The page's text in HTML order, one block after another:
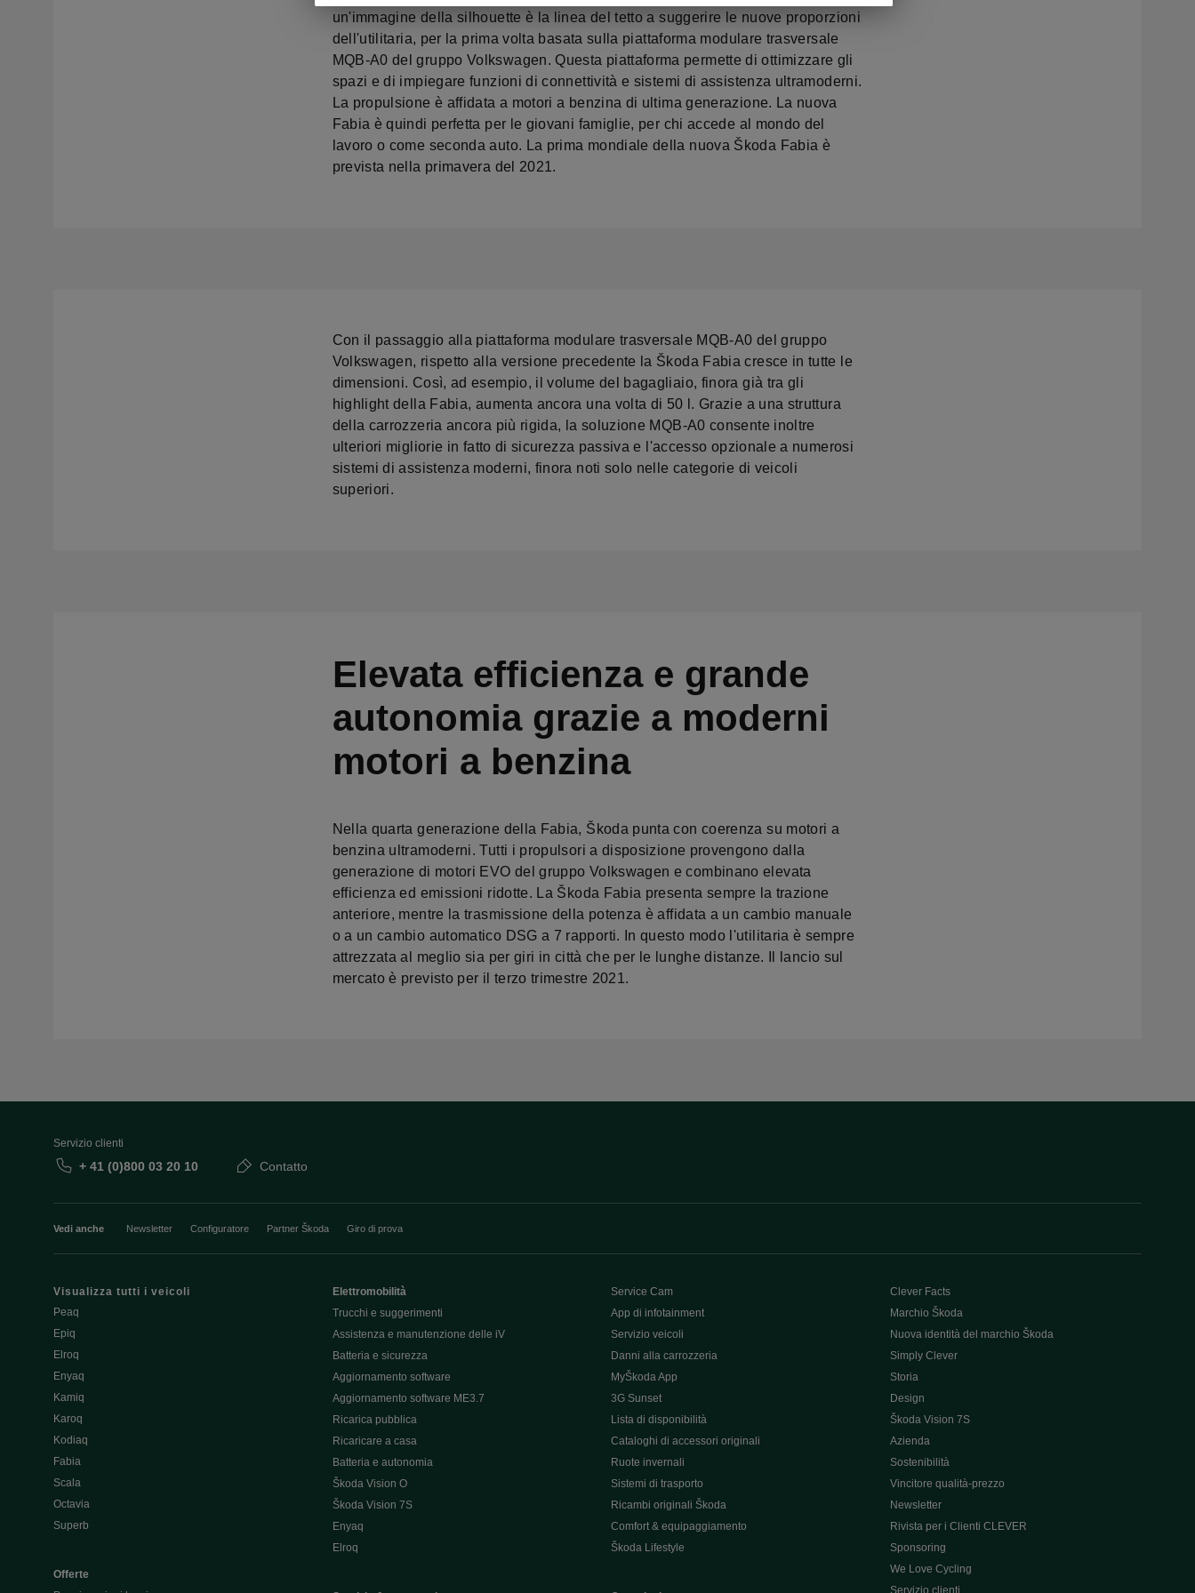
un'immagine della silhouette è la linea del tetto a suggerire le nuove proporzioni
dell'utilitaria, per la prima volta basata sulla piattaforma modulare trasversale
MQB-A0 del gruppo Volkswagen. Questa piattaforma permette di ottimizzare gli
spazi e di impiegare funzioni di connettività e sistemi di assistenza ultramoderni.
La propulsione è affidata a motori a benzina di ultima generazione. La nuova
Fabia è quindi perfetta per le giovani famiglie, per chi accede al mondo del
lavoro o come seconda auto. La prima mondiale della nuova Škoda Fabia è
prevista nella primavera del 2021.
Con il passaggio alla piattaforma modulare trasversale MQB-A0 del gruppo
Volkswagen, rispetto alla versione precedente la Škoda Fabia cresce in tutte le
dimensioni. Così, ad esempio, il volume del bagagliaio, finora già tra gli
highlight della Fabia, aumenta ancora una volta di 50 l. Grazie a una struttura
della carrozzeria ancora più rigida, la soluzione MQB-A0 consente inoltre
ulteriori migliorie in fatto di sicurezza passiva e l'accesso opzionale a numerosi
sistemi di assistenza moderni, finora noti solo nelle categorie di veicoli
superiori.
Elevata efficienza e grande
autonomia grazie a moderni
motori a benzina
Nella quarta generazione della Fabia, Škoda punta con coerenza su motori a
benzina ultramoderni. Tutti i propulsori a disposizione provengono dalla
generazione di motori EVO del gruppo Volkswagen e combinano elevata
efficienza ed emissioni ridotte. La Škoda Fabia presenta sempre la trazione
anteriore, mentre la trasmissione della potenza è affidata a un cambio manuale
o a un cambio automatico DSG a 7 rapporti. In questo modo l'utilitaria è sempre
attrezzata al meglio sia per giri in città che per le lunghe distanze. Il lancio sul
mercato è previsto per il terzo trimestre 2021.
Servizio clienti
+ 41 (0)800 03 20 10 Contatto
Vedi anche Newsletter Configuratore Partner Škoda Giro di prova
Visualizza tutti i veicoli
Peaq
Epiq
Elroq
Enyaq
Kamiq
Karoq
Kodiaq
Fabia
Scala
Octavia
Superb
Offerte
Elettromobilità
Trucchi e suggerimenti
Assistenza e manutenzione delle iV
Batteria e sicurezza
Aggiornamento software
Aggiornamento software ME3.7
Ricarica pubblica
Ricaricare a casa
Batteria e autonomia
Škoda Vision O
Škoda Vision 7S
Enyaq
Elroq
Service Cam
App di infotainment
Servizio veicoli
Danni alla carrozzeria
MyŠkoda App
3G Sunset
Lista di disponibilità
Cataloghi di accessori originali
Ruote invernali
Sistemi di trasporto
Ricambi originali Škoda
Comfort & equipaggiamento
Škoda Lifestyle
Clever Facts
Marchio Škoda
Nuova identità del marchio Škoda
Simply Clever
Storia
Design
Škoda Vision 7S
Azienda
Sostenibilità
Vincitore qualità-prezzo
Newsletter
Rivista per i Clienti CLEVER
Sponsoring
We Love Cycling